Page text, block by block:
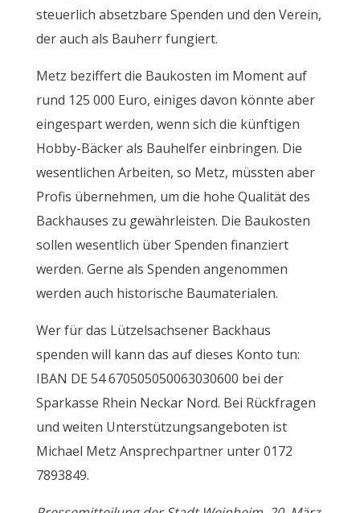
steuerlich absetzbare Spenden und den Verein,
der auch als Bauherr fungiert.
Metz beziffert die Baukosten im Moment auf
rund 125 000 Euro, einiges davon könnte aber
eingespart werden, wenn sich die künftigen
Hobby-Bäcker als Bauhelfer einbringen. Die
wesentlichen Arbeiten, so Metz, müssten aber
Profis übernehmen, um die hohe Qualität des
Backhauses zu gewährleisten. Die Baukosten
sollen wesentlich über Spenden finanziert
werden. Gerne als Spenden angenommen
werden auch historische Baumaterialen.
Wer für das Lützelsachsener Backhaus
spenden will kann das auf dieses Konto tun:
IBAN DE 54 670505050063030600 bei der
Sparkasse Rhein Neckar Nord. Bei Rückfragen
und weiten Unterstützungsangeboten ist
Michael Metz Ansprechpartner unter 0172
7893849.